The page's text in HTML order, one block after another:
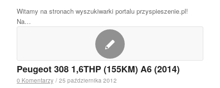
Witamy na stronach wyszukiwarki portalu przyspieszenie.pl!
Na…
Peugeot 308 1,6THP (155KM) A6 (2014)
0 Komentarzy / 25 października 2012